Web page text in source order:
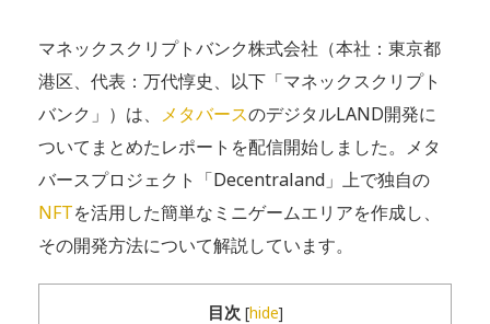
マネックスクリプトバンク株式会社（本社：東京都
港区、代表：万代惇史、以下「マネックスクリプト
バンク」）は、 メタバースのデジタルLAND開発に
ついてまとめたレポートを配信開始しました。メタ
バースプロジェクト「Decentraland」上で独自の
NFTを活用した簡単なミニゲームエリアを作成し、
その開発方法について解説しています。
目次 [hide]